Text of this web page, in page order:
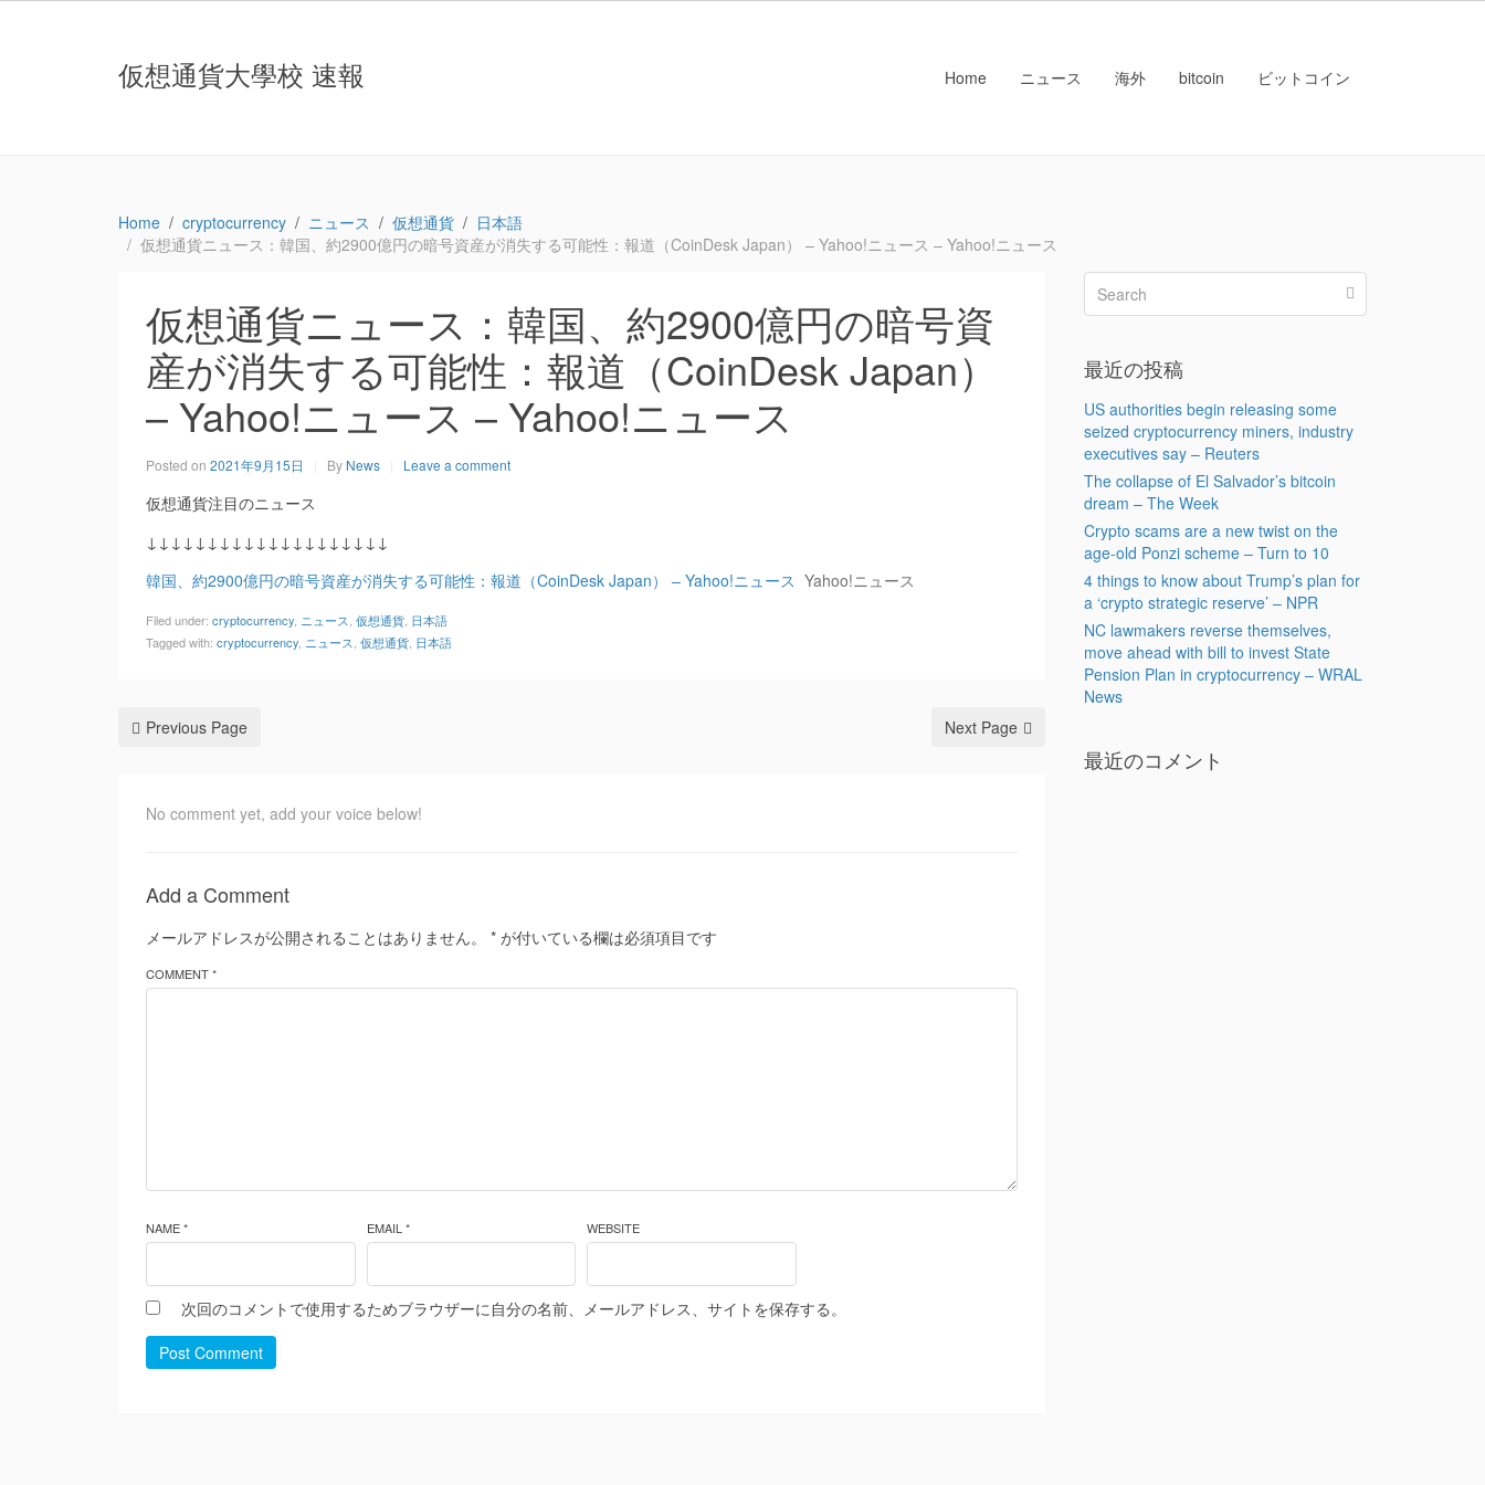
仮想通貨大學校 速報 Home ニュース 海外 bitcoin ビットコイン
Home cryptocurrency ニュース 仮想通貨
日本語
仮想通貨ニュース：韓国、約2900億円の暗号資産が消失する可能性：報道（CoinDesk Japan） – Yahoo!ニュース – Yahoo!ニュース
仮想通貨ニュース：韓国、約2900億円の暗号資
産が消失する可能性：報道（CoinDesk Japan）
– Yahoo!ニュース – Yahoo!ニュース
Posted on 2021年9月15日 By News Leave a comment
仮想通貨注目のニュース
↓↓↓↓↓↓↓↓↓↓↓↓↓↓↓↓↓↓↓↓
韓国、約2900億円の暗号資産が消失する可能性：報道（CoinDesk Japan） – Yahoo!ニュース Yahoo!ニュース
Filed under: cryptocurrency ニュース 仮想通貨 日本語
Tagged with: cryptocurrency ニュース 仮想通貨 日本語
Previous Page Next Page
No comment yet, add your voice below!
Add a Comment
メールアドレスが公開されることはありません。 * が付いている欄は必須項目です
COMMENT *
NAME * EMAIL * WEBSITE
次回のコメントで使用するためブラウザーに自分の名前、メールアドレス、サイトを保存する。
Post Comment
最近の投稿
US authorities begin releasing some
seized cryptocurrency miners, industry
executives say – Reuters
The collapse of El Salvador’s bitcoin
dream – The Week
Crypto scams are a new twist on the
age-old Ponzi scheme – Turn to 10
4 things to know about Trump’s plan for
a ‘crypto strategic reserve’ – NPR
NC lawmakers reverse themselves,
move ahead with bill to invest State
Pension Plan in cryptocurrency – WRAL
News
最近のコメント